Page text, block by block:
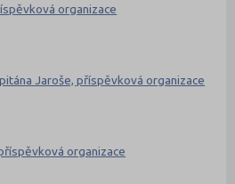
organizace
Jaroše, příspěvková organizace
organizace